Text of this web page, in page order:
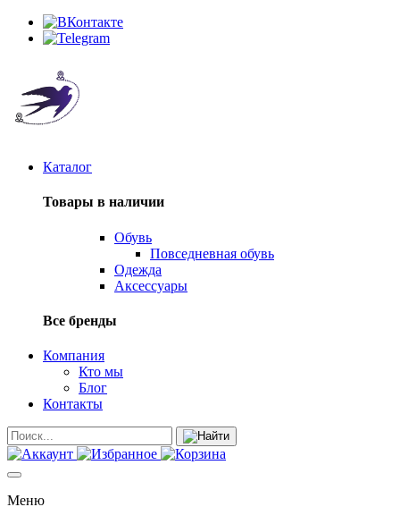
Каталог
Товары в наличии
Обувь
Повседневная обувь
Одежда
Аксессуары
Все бренды
Компания
Кто мы
Блог
Контакты
Меню